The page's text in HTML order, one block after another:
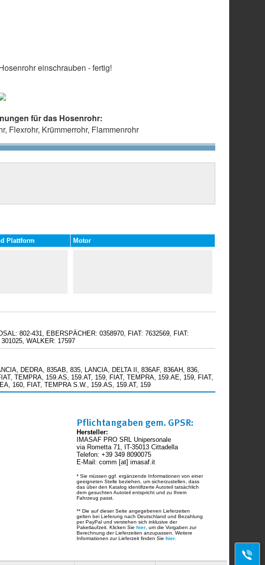
einschrauben - fertig!
für das Hosenrohr:
Flexrohr, Krümmerrohr, Flammenrohr
Plattform Motor
802-431, EBERSPÄCHER: 0358970, FIAT: 7632569, FIAT:
WALKER: 17597
DEDRA, 835AB, 835, LANCIA, DELTA II, 836AF, 836AH, 836,
TEMPRA, 159.AS, 159.AT, 159, FIAT, TEMPRA, 159.AE, 159, FIAT,
160, FIAT, TEMPRA S.W., 159.AS, 159.AT, 159
Pflichtangaben gem. GPSR:
Hersteller:
IMASAF PRO SRL Unipersonale
via Rometta 71, IT-35013 Cittadella
Telefon: +39 349 8090075
E-Mail: comm [at] imasaf.it
* Sie müssen ggf. ergänzende Informationen von einer
geeigneten Stelle beziehen, um sicherzustellen, dass
das über den Katalog identifizerte Autoteil tatsächlich
dem gesuchten Autoteil entspricht und zu Ihrem
Fahrzeug passt.
** Die auf dieser Seite angegebenen Lieferzeiten
gelten bei Lieferung nach Deutschland und Bezahlung
per PayPal und verstehen sich inklusive der
Paketlaufzeit. Klicken Sie hier, um die Vorgaben zur
Berechnung der Lieferzeiten anzupassen. Weitere
Informationen zur Lieferzeit finden Sie hier.